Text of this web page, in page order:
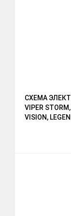
СХЕМА
VIPER STORM,
VISION,